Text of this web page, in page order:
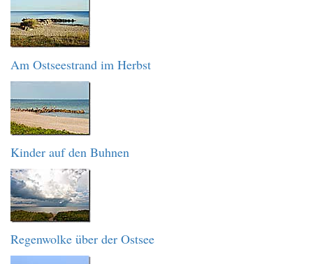
Am Ostseestrand im Herbst
Kinder auf den Buhnen
Regenwolke über der Ostsee